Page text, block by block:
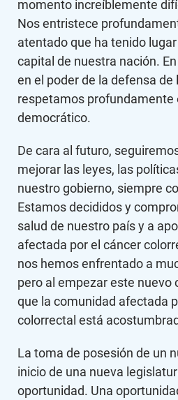
momento increíblemente
Nos entristece
atentado que ha tenido
capital de nuestra nación.
en el poder de la defensa de
respetamos profundamente
democrático.
De cara al futuro,
mejorar las leyes, las
nuestro gobierno, siempre
Estamos decididos y
salud de nuestro país y a
afectada por el cáncer
nos hemos enfrentado a
pero al empezar este nuevo
que la comunidad afectada
colorrectal está
La toma de posesión de un
inicio de una nueva
oportunidad. Una